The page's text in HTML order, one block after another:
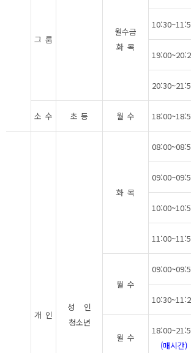
그 룹
월수금
화 목
소 수 초 등 월 수
개 인
성 인
청소년
화 목
월 수
월 수
(매시간)